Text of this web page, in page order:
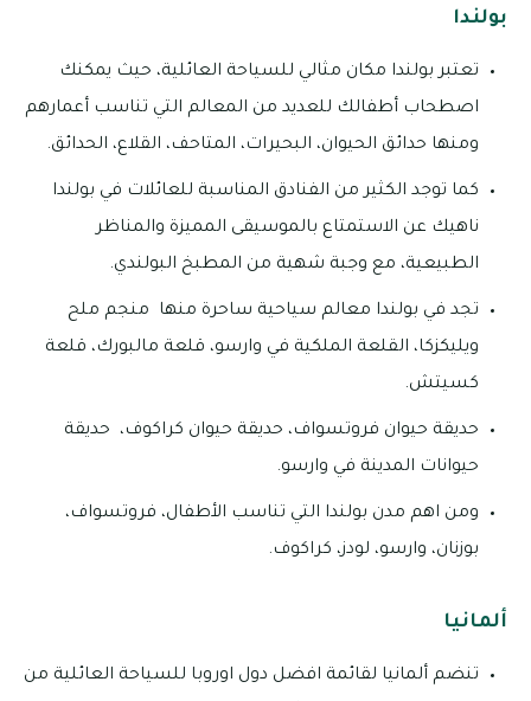
بولندا
تعتبر بولندا مكان مثالي للسياحة العائلية، حيث يمكنك
اصطحاب أطفالك للعديد من المعالم التي تناسب أعمارهم
ومنها حدائق الحيوان، البحيرات، المتاحف، القلاع، الحدائق.
كما توجد الكثير من الفنادق المناسبة للعائلات في بولندا
ناهيك عن الاستمتاع بالموسيقى المميزة والمناظر
الطبيعية، مع وجبة شهية من المطبخ البولندي.
تجد في بولندا معالم سياحية ساحرة منها منجم ملح
ويليكزكا، القلعة الملكية في وارسو، قلعة مالبورك، قلعة
كسيتش.
حديقة حيوان فروتسواف، حديقة حيوان كراكوف، حديقة
حيوانات المدينة في وارسو.
ومن اهم مدن بولندا التي تناسب الأطفال، فروتسواف،
بوزنان، وارسو، لودز، كراكوف.
ألمانيا
تنضم ألمانيا لقائمة افضل دول اوروبا للسياحة العائلية من